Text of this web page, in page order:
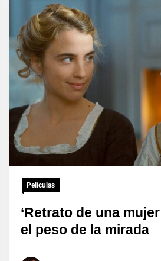
Películas
‘Retrato de una
el peso de la mirada